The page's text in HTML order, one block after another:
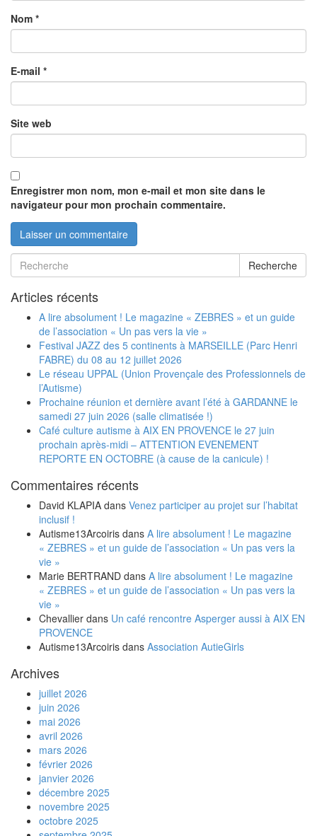
Nom *
E-mail *
Site web
Enregistrer mon nom, mon e-mail et mon site dans le
navigateur pour mon prochain commentaire.
Recherche
Articles récents
A lire absolument ! Le magazine « ZEBRES » et un guide
de l’association « Un pas vers la vie »
Festival JAZZ des 5 continents à MARSEILLE (Parc Henri
FABRE) du 08 au 12 juillet 2026
Le réseau UPPAL (Union Provençale des Professionnels de
l’Autisme)
Prochaine réunion et dernière avant l’été à GARDANNE le
samedi 27 juin 2026 (salle climatisée !)
Café culture autisme à AIX EN PROVENCE le 27 juin
prochain après-midi – ATTENTION EVENEMENT
REPORTE EN OCTOBRE (à cause de la canicule) !
Commentaires récents
David KLAPIA dans Venez participer au projet sur l’habitat
inclusif !
Autisme13Arcoiris dans A lire absolument ! Le magazine
« ZEBRES » et un guide de l’association « Un pas vers la
vie »
Marie BERTRAND dans A lire absolument ! Le magazine
« ZEBRES » et un guide de l’association « Un pas vers la
vie »
Chevallier dans Un café rencontre Asperger aussi à AIX EN
PROVENCE
Autisme13Arcoiris dans Association AutieGirls
Archives
juillet 2026
juin 2026
mai 2026
avril 2026
mars 2026
février 2026
janvier 2026
décembre 2025
novembre 2025
octobre 2025